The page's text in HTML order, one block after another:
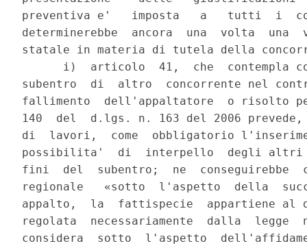
preventiva e'   imposta   a   tutti  i
determinerebbe  ancora  una  volta  una
statale in materia di tutela della
i)  articolo  41,  che  contempla
subentro  di  altro  concorrente nel
fallimento  dell'appaltatore  o risolto
140  del  d.lgs. n. 163 del 2006
di  lavori,  come  obbligatorio
possibilita'  di  interpello  degli altri
fini  del  subentro;  ne  conseguirebbe
regionale   «sotto  l'aspetto  della
appalto,  la  fattispecie  appartiene al
regolata  necessariamente  dalla  legge
considera  sotto  l'aspetto